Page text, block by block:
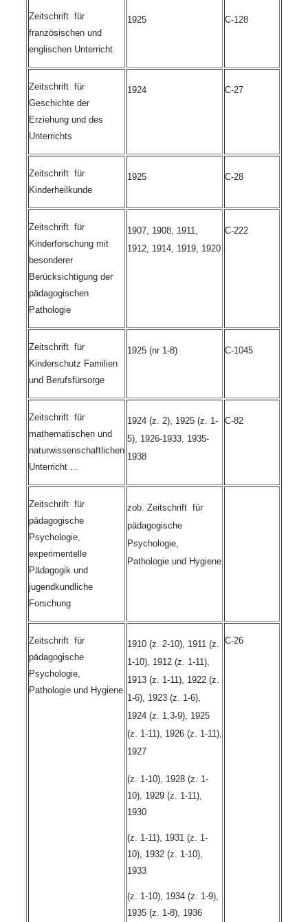
Zeitschrift für
französischen und
englischen Unterricht
1925 C-128
Zeitschrift für
Geschichte der
Erziehung und des
Unterrichts
1924 C-27
Zeitschrift für
Kinderheilkunde
1925 C-28
Zeitschrift für
Kinderforschung mit
besonderer
Berücksichtigung der
pädagogischen
Pathologie
1907, 1908, 1911,
1912, 1914, 1919, 1920
C-222
Zeitschrift für
Kinderschutz Familien
und Berufsfürsorge
1925 (nr 1-8) C-1045
Zeitschrift für
mathematischen und
naturwissenschaftlichen
Unterricht ...
1924 (z. 2), 1925 (z. 1-
5), 1926-1933, 1935-
1938
C-82
Zeitschrift für
pädagogische
Psychologie,
experimentelle
Pädagogik und
jugendkundliche
Forschung
zob. Zeitschrift für
pädagogische
Psychologie,
Pathologie und Hygiene
Zeitschrift für
pädagogische
Psychologie,
Pathologie und Hygiene
1910 (z. 2-10), 1911 (z.
1-10), 1912 (z. 1-11),
1913 (z. 1-11), 1922 (z.
1-6), 1923 (z. 1-6),
1924 (z. 1,3-9), 1925
(z. 1-11), 1926 (z. 1-11),
1927
(z. 1-10), 1928 (z. 1-
10), 1929 (z. 1-11),
1930
(z. 1-11), 1931 (z. 1-
10), 1932 (z. 1-10),
1933
(z. 1-10), 1934 (z. 1-9),
1935 (z. 1-8), 1936
C-26